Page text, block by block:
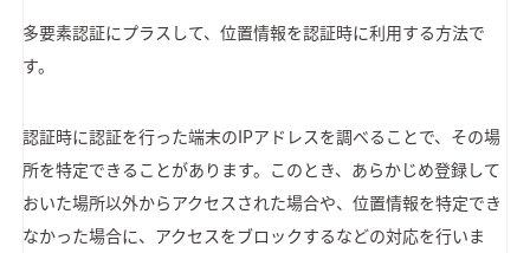
多要素認証にプラスして、位置情報を認証時に利用する方法で
す。
認証時に認証を行った端末のIPアドレスを調べることで、その場
所を特定できることがあります。このとき、あらかじめ登録して
おいた場所以外からアクセスされた場合や、位置情報を特定でき
なかった場合に、アクセスをブロックするなどの対応を行いま